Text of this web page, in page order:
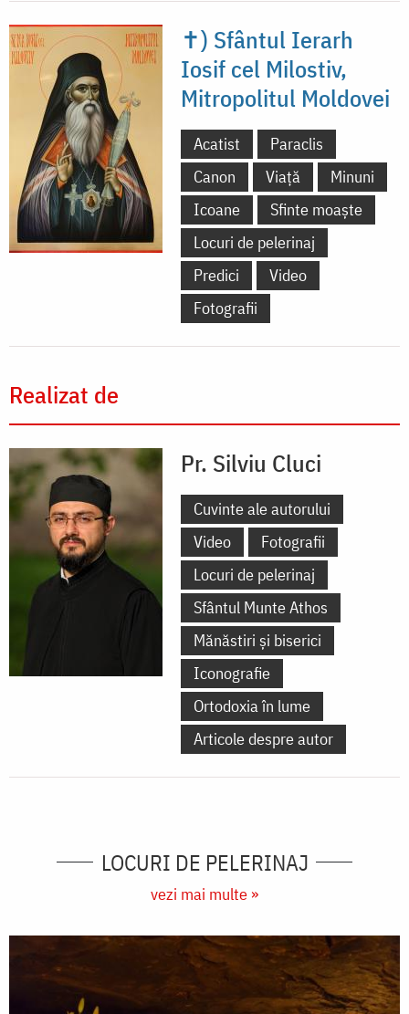
✝) Sfântul Ierarh
Iosif cel Milostiv,
Mitropolitul Moldovei
Acatist
Paraclis
Canon
Viață
Minuni
Icoane
Sfinte moaște
Locuri de pelerinaj
Predici
Video
Fotografii
Realizat de
Pr. Silviu Cluci
Cuvinte ale autorului
Video
Fotografii
Locuri de pelerinaj
Sfântul Munte Athos
Mănăstiri și biserici
Iconografie
Ortodoxia în lume
Articole despre autor
LOCURI DE PELERINAJ
vezi mai multe »